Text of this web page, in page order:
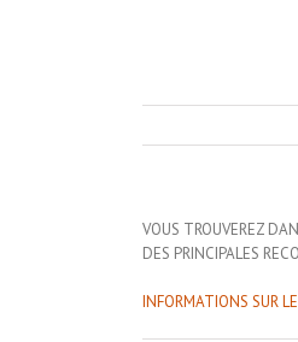
VOUS TROUVEREZ
DES PRINCIPALES
INFORMATIONS SUR